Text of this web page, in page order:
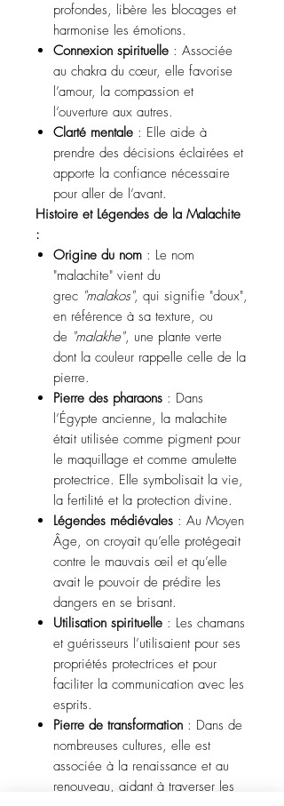
profondes, libère les blocages et
harmonise les émotions.
Connexion spirituelle : Associée
au chakra du cœur, elle favorise
l’amour, la compassion et
l’ouverture aux autres.
Clarté mentale : Elle aide à
prendre des décisions éclairées et
apporte la confiance nécessaire
pour aller de l’avant.
Histoire et Légendes de la Malachite
:
Origine du nom : Le nom
"malachite" vient du
grec "malakos", qui signifie "doux",
en référence à sa texture, ou
de "malakhe", une plante verte
dont la couleur rappelle celle de la
pierre.
Pierre des pharaons : Dans
l’Égypte ancienne, la malachite
était utilisée comme pigment pour
le maquillage et comme amulette
protectrice. Elle symbolisait la vie,
la fertilité et la protection divine.
Légendes médiévales : Au Moyen
Âge, on croyait qu’elle protégeait
contre le mauvais œil et qu’elle
avait le pouvoir de prédire les
dangers en se brisant.
Utilisation spirituelle : Les chamans
et guérisseurs l’utilisaient pour ses
propriétés protectrices et pour
faciliter la communication avec les
esprits.
Pierre de transformation : Dans de
nombreuses cultures, elle est
associée à la renaissance et au
renouveau, aidant à traverser les